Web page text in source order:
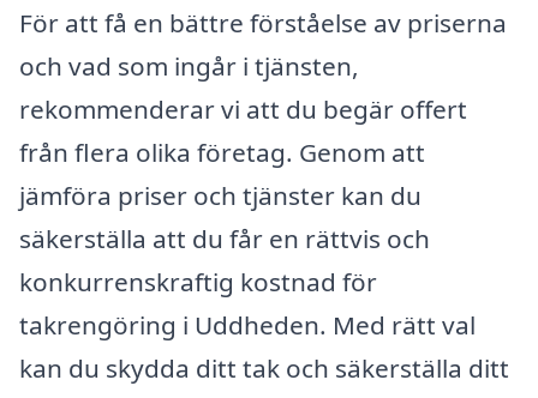
För att få en bättre förståelse av priserna
och vad som ingår i tjänsten,
rekommenderar vi att du begär offert
från flera olika företag. Genom att
jämföra priser och tjänster kan du
säkerställa att du får en rättvis och
konkurrenskraftig kostnad för
takrengöring i Uddheden. Med rätt val
kan du skydda ditt tak och säkerställa ditt